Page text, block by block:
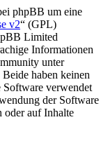
phpBB um eine
v2“ (GPL)
Limited
Informationen
unter
haben keinen
verwendet
der Software
oder auf Inhalte